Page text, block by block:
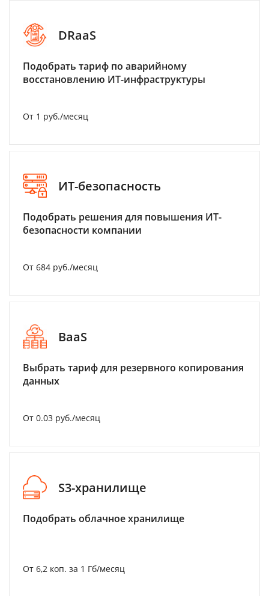
DRaaS
Подобрать тариф по аварийному
восстановлению ИТ-инфраструктуры
От 1 руб./месяц
ИТ-безопасность
Подобрать решения для повышения ИТ-
безопасности компании
От 684 руб./месяц
BaaS
Выбрать тариф для резервного копирования
данных
От 0.03 руб./месяц
S3-хранилище
Подобрать облачное хранилище
От 6,2 коп. за 1 Гб/месяц